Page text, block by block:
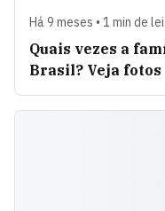
Há 9 meses • 1 min de
Quais vezes a
Brasil? Veja fotos